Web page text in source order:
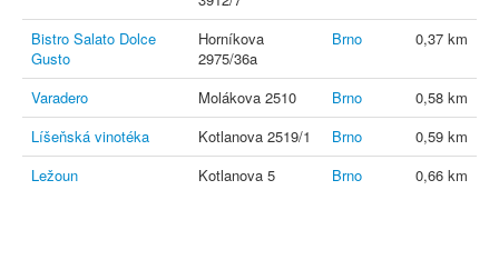
Bistro Salato Dolce
Gusto
Horníkova
2975/36a
Brno 0,37 km
Varadero Molákova 2510 Brno
0,58 km
Líšeňská vinotéka
Kotlanova 2519/1 Brno
0,59 km
Ležoun
Kotlanova 5 Brno 0,66 km